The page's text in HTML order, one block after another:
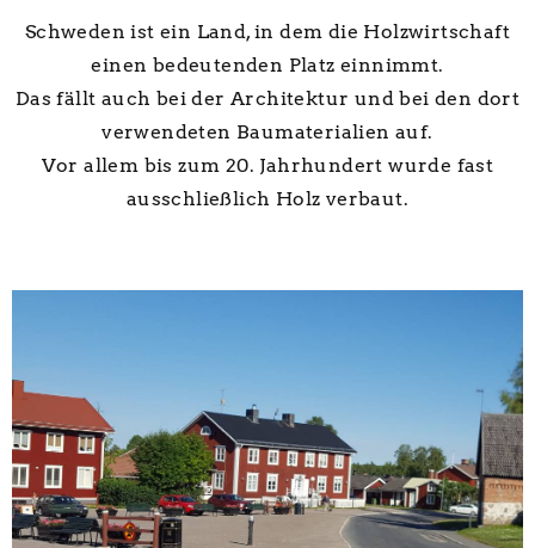
Schweden ist ein Land, in dem die Holzwirtschaft
einen bedeutenden Platz einnimmt.
Das fällt auch bei der Architektur und bei den dort
verwendeten Baumaterialien auf.
Vor allem bis zum 20. Jahrhundert wurde fast
ausschließlich Holz verbaut.